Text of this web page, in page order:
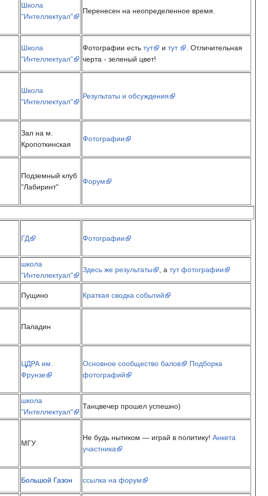
Школа
"Интеллектуал"
Перенесен на неопределенное время.
Школа
"Интеллектуал"
Фотографии есть тут и тут
. Отличительная
черта - зеленый цвет!
Школа
"Интеллектуал"
Результаты и обсуждения
Зал на м.
Кропоткинская
Фотографии
Подземный клуб
"Лабиринт"
Форум
ГД Фотографии
школа
"Интеллектуал"
Здесь же результаты , а тут фотографии
Пущино Краткая сводка событий
Паладин
ЦДРА им.
Фрунзе
Основное сообщество балов
Подборка
фотографий
школа
"Интеллектуал"
Танцвечер прошел успешно)
МГУ
Не будь нытиком — играй в политику! Анкета
участника
Большой Газон ссылка на форум